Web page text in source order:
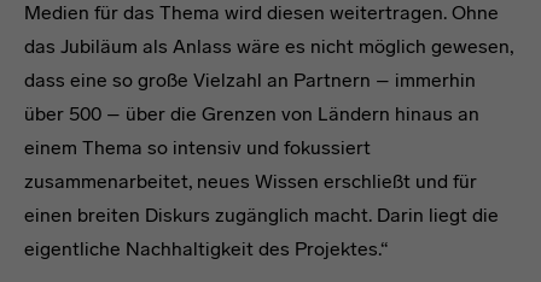
Medien für das Thema wird diesen weitertragen. Ohne
das Jubiläum als Anlass wäre es nicht möglich gewesen,
dass eine so große Vielzahl an Partnern – immerhin
über 500 – über die Grenzen von Ländern hinaus an
einem Thema so intensiv und fokussiert
zusammenarbeitet, neues Wissen erschließt und für
einen breiten Diskurs zugänglich macht. Darin liegt die
eigentliche Nachhaltigkeit des Projektes.“